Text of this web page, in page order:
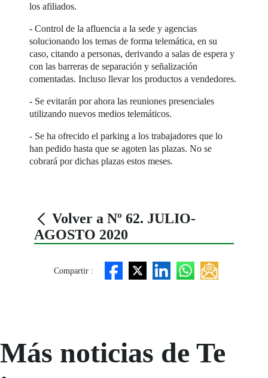
los afiliados.
- Control de la afluencia a la sede y agencias
solucionando los temas de forma telemática, en su
caso, citando a personas, derivando a salas de espera y
con las barreras de separación y señalización
comentadas. Incluso llevar los productos a vendedores.
- Se evitarán por ahora las reuniones presenciales
utilizando nuevos medios telemáticos.
- Se ha ofrecido el parking a los trabajadores que lo
han pedido hasta que se agoten las plazas. No se
cobrará por dichas plazas estos meses.
Volver a Nº 62. JULIO-
AGOSTO 2020
Compartir :
Más noticias de Te